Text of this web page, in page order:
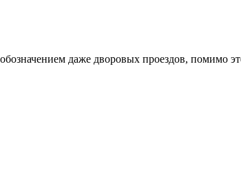
даже дворовых проездов, помимо